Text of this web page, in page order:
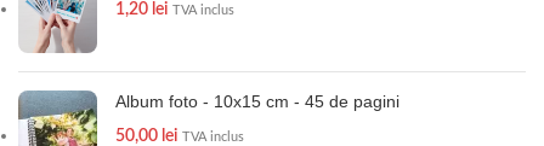
1,20 lei TVA inclus
Album foto - 10x15 cm - 45 de pagini
50,00 lei TVA inclus